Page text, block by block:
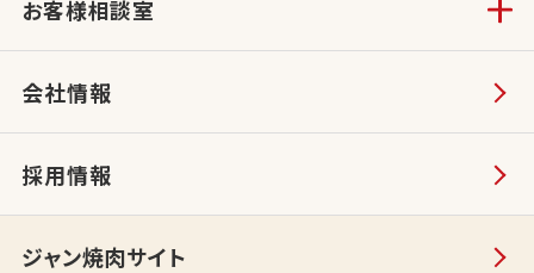
お客様相談室
会社情報
採用情報
ジャン焼肉サイト